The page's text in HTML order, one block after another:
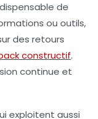
de
ou outils,
des retours
constructif.
continue et
exploitent aussi